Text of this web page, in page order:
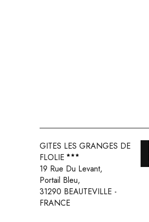
GITES LES GRANGES DE
FLOLIE
19 Rue Du Levant,
Portail Bleu,
31290 BEAUTEVILLE -
FRANCE